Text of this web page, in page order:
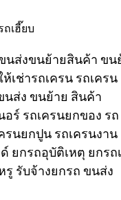
ถเฮี๊ยบ
ขนส่งขนย้ายสินค้า ข
เช่ารถเครน รถเครน
ส่ง ขนย้าย สินค้า
ร์ รถเครนยกของ รถ
รนยกปูน รถเครนงาน
ยกรถอุบัติเหตุ ยกรถ
รับจ้างยกรถ ขนส่ง